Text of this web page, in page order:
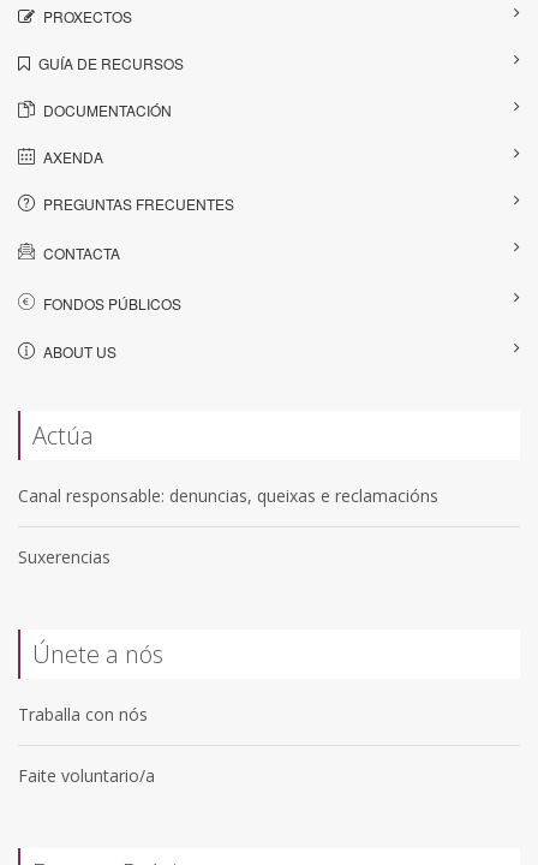
PROXECTOS
GUÍA DE RECURSOS
DOCUMENTACIÓN
AXENDA
PREGUNTAS FRECUENTES
CONTACTA
FONDOS PÚBLICOS
ABOUT US
Actúa
Canal responsable: denuncias, queixas e reclamacións
Suxerencias
Únete a nós
Traballa con nós
Faite voluntario/a